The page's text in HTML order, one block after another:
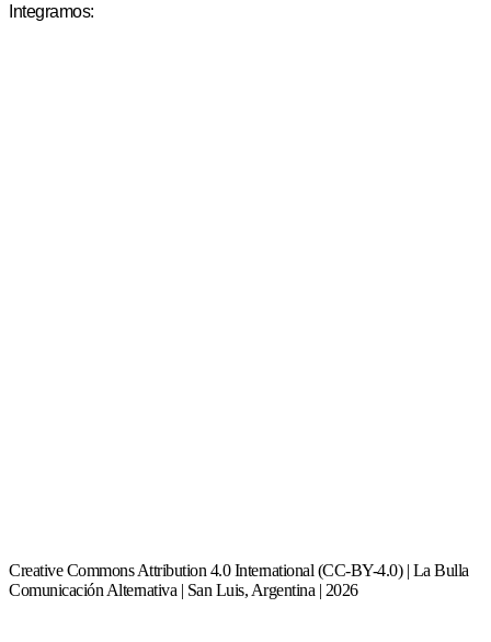
Integramos:
Creative Commons Attribution 4.0 International (CC-BY-4.0) | La Bulla
Comunicación Alternativa | San Luis, Argentina | 2026